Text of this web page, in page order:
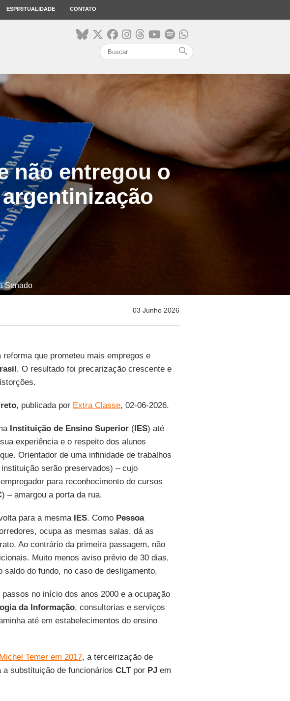
ESPIRITUALIDADE CONTATO
search
não entregou o
Senado
03 Junho 2026
que prometeu mais empregos e
. O resultado foi precarização crescente e
, publicada por Extra Classe, 02-06-2026.
Instituição de Ensino Superior(IES) até
experiência e o respeito dos alunos
Orientador de uma infinidade de trabalhos
serão preservados) – cujo
para reconhecimento de cursos
) – amargou a porta da rua.
para a mesma IES. Como Pessoa
ocupa as mesmas salas, dá as
Ao contrário da primeira passagem, não
Muito menos aviso prévio de 30 dias,
do fundo, no caso de desligamento.
no início dos anos 2000 e a ocupação
da Informação, consultorias e serviços
até em estabelecimentos do ensino
Temer em 2017, a terceirização de
substituição de funcionários CLTpor PJem